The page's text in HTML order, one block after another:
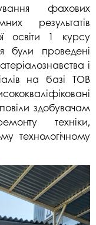
фахових
результатів
освіти 1 курсу
були проведені
і
на базі ТОВ
здобувачам
техніки,
технологічному